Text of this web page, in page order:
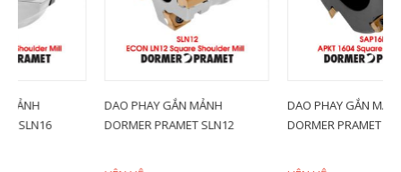
DAO PHAY GẮN MẢNH
DORMER PRAMET SLN12
DAO PHAY GẮN MẢNH
DORMER PRAMET SAP16D